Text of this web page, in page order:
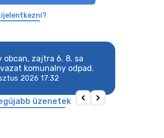
obcan, zajtra 6. 8. sa
komunalny odpad.
2026 17:32
üzenetek